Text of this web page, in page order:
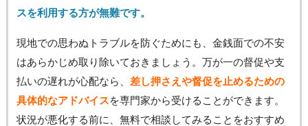
スを利用する方が無難です。
現地での思わぬトラブルを防ぐためにも、金銭面での不安
はあらかじめ取り除いておきましょう。万が一の督促や支
払いの遅れが心配なら、 差し押さえや督促を止めるための
具体的なアドバイスを専門家から受けることができます。
状況が悪化する前に、無料で相談してみることをおすすめ